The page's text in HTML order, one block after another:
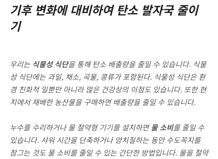
기후 변화에 대비하여 탄소 발자국 줄이
기
우리는 식물성 식단을 통해 탄소 배출량을 줄일 수 있습니다. 식물
성 식단에는 과일, 채소, 곡물, 콩류가 포함된다. 식물성 식단은 환
경 친화적 일뿐만 아니라 많은 건강상의 이점도 있습니다. 또한 현
지에서 재배한 농산물을 구매하면 배출량을 줄일 수 있습니다.
누수를 수리하거나 물 절약형 기기를 설치하면 물 소비를 줄일 수
있습니다. 샤워 시간을 단축하거나 양치질하는 동안 수도꼭지를
잠그는 것도 물 소비를 줄일 수 있는 간단한 방법입니다. 물을 절약